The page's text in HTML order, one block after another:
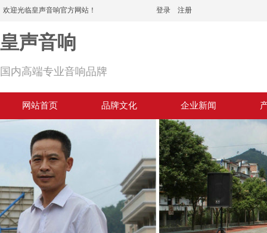
欢迎光临皇声音响官方网站！ 登录 注册
皇声音响
国内高端专业音响品牌
网站首页 品牌文化 企业新闻